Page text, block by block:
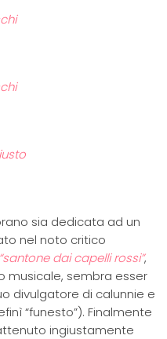
sia dedicata ad un
nel noto critico
“santone dai capelli rossi”,
musicale, sembra esser
divulgatore di calunnie e
“funesto”). Finalmente
ingiustamente